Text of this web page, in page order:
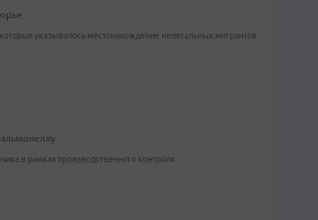
указывалось местонахождение нелегальных мигрантов
в рамках производственного контроля